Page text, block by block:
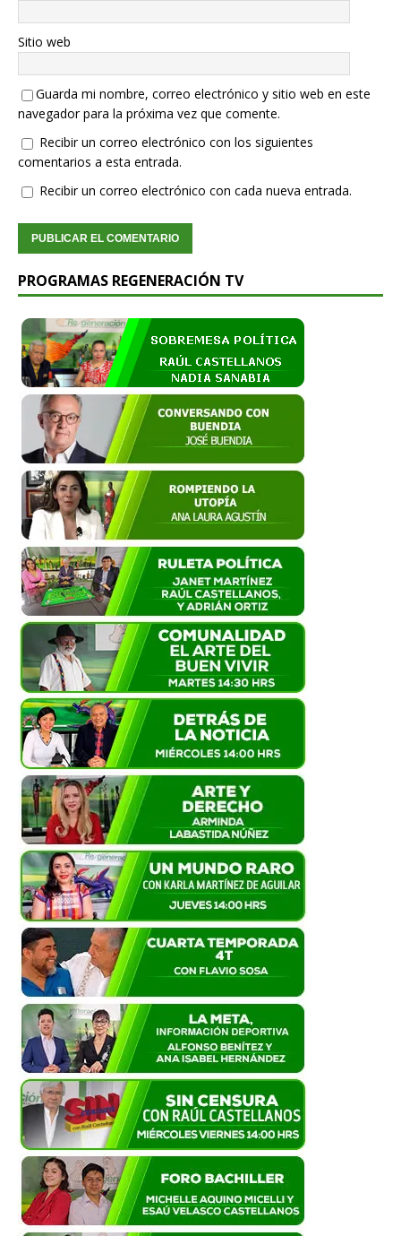
Sitio web
Guarda mi nombre, correo electrónico y sitio web en este
navegador para la próxima vez que comente.
Recibir un correo electrónico con los siguientes
comentarios a esta entrada.
Recibir un correo electrónico con cada nueva entrada.
PROGRAMAS REGENERACIÓN TV